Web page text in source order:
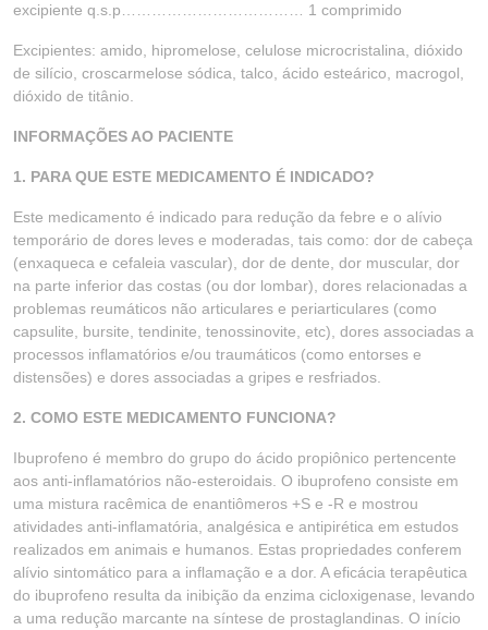
excipiente q.s.p……………………………… 1 comprimido
Excipientes: amido, hipromelose, celulose microcristalina, dióxido
de silício, croscarmelose sódica, talco, ácido esteárico, macrogol,
dióxido de titânio.
INFORMAÇÕES AO PACIENTE
1. PARA QUE ESTE MEDICAMENTO É INDICADO?
Este medicamento é indicado para redução da febre e o alívio
temporário de dores leves e moderadas, tais como: dor de cabeça
(enxaqueca e cefaleia vascular), dor de dente, dor muscular, dor
na parte inferior das costas (ou dor lombar), dores relacionadas a
problemas reumáticos não articulares e periarticulares (como
capsulite, bursite, tendinite, tenossinovite, etc), dores associadas a
processos inflamatórios e/ou traumáticos (como entorses e
distensões) e dores associadas a gripes e resfriados.
2. COMO ESTE MEDICAMENTO FUNCIONA?
Ibuprofeno é membro do grupo do ácido propiônico pertencente
aos anti-inflamatórios não-esteroidais. O ibuprofeno consiste em
uma mistura racêmica de enantiômeros +S e -R e mostrou
atividades anti-inflamatória, analgésica e antipirética em estudos
realizados em animais e humanos. Estas propriedades conferem
alívio sintomático para a inflamação e a dor. A eficácia terapêutica
do ibuprofeno resulta da inibição da enzima cicloxigenase, levando
a uma redução marcante na síntese de prostaglandinas. O início